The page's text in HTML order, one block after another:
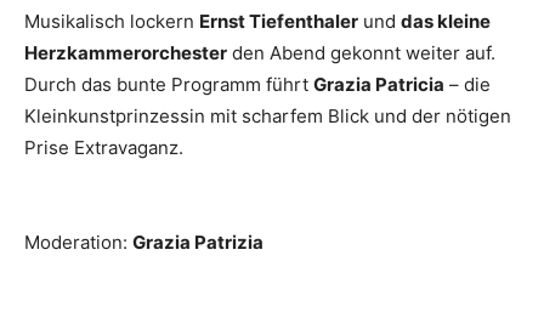
Musikalisch lockern Ernst Tiefenthaler und das kleine
Herzkammerorchester den Abend gekonnt weiter auf.
Durch das bunte Programm führt Grazia Patricia – die
Kleinkunstprinzessin mit scharfem Blick und der nötigen
Prise Extravaganz.
Moderation: Grazia Patrizia